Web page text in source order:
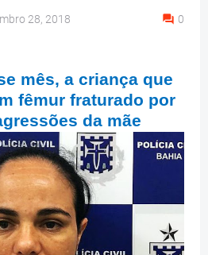
28, 2018 0
mês, a criança que
fêmur fraturado por
da mãe